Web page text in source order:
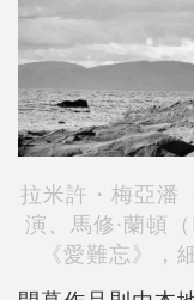
拉米許・梅亞潘
演、馬修·蘭頓
《愛難忘》，